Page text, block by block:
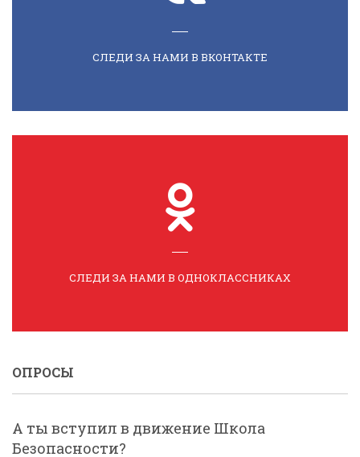
СЛЕДИ ЗА НАМИ В ВКОНТАКТЕ
СЛЕДИ ЗА НАМИ В ОДНОКЛАССНИКАХ
ОПРОСЫ
А ты вступил в движение Школа
Безопасности?